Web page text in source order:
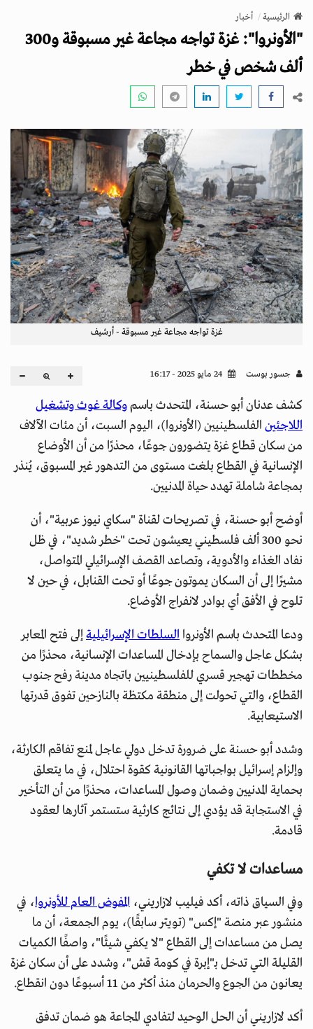
v
i
g
a
n
الرئيسية أخبار
"الأونروا": غزة تواجه مجاعة غير مسبوقة و300
ألف شخص في خطر
غزة تواجه مجاعة غير مسبوقة - أرشيف
جسور بوست
كشف عدنان أبو حسنة، المتحدث باسموكالة غوث وتشغيل
اللاجئين الفلسطينيين (الأونروا)، اليوم السبت، أن مئات الآلاف
من سكان قطاع غزة يتضورون جوعًا، محذرًا من أن الأوضاع
الإنسانية في القطاع بلغت مستوى من التدهور غير المسبوق، يُنذر
بمجاعة شاملة تهدد حياة المدنيين.
أوضح أبو حسنة، في تصريحات لقناة "سكاي نيوز عربية"، أن
نحو 300 ألف فلسطيني يعيشون تحت "خطر شديد"، في ظل
نفاد الغذاء والأدوية، وتصاعد القصف الإسرائيلي المتواصل،
مشيرًا إلى أن السكان يموتون جوعًا أو تحت القنابل، في حين لا
تلوح في الأفق أي بوادر لانفراج الأوضاع.
ودعا المتحدث باسم الأونروا السلطات الإسرائيليةإلى فتح المعابر
بشكل عاجل والسماح بإدخال المساعدات الإنسانية، محذرًا من
مخططات تهجير قسري للفلسطينيين باتجاه مدينة رفح جنوب
القطاع، والتي تحولت إلى منطقة مكتظة بالنازحين تفوق قدرتها
الاستيعابية.
وشدد أبو حسنة على ضرورة تدخل دولي عاجل لمنع تفاقم الكارثة،
وإلزام إسرائيل بواجباتها القانونية كقوة احتلال، في ما يتعلق
بحماية المدنيين وضمان وصول المساعدات، محذرًا من أن التأخير
في الاستجابة قد يؤدي إلى نتائج كارثية ستستمر آثارها لعقود
قادمة.
مساعدات لا تكفي
وفي السياق ذاته، أكد فيليب لازاريني، المفوض العام للأونروا، في
منشور عبر منصة "إكس" (تويتر سابقًا)، يوم الجمعة، أن ما
يصل من مساعدات إلى القطاع "لا يكفي شيئًا"، واصفًا الكميات
القليلة التي تدخل بـ"إبرة في كومة قش"، وشدد على أن سكان غزة
يعانون من الجوع والحرمان منذ أكثر من 11 أسبوعًا دون انقطاع.
أكد لازاريني أن الحل الوحيد لتفادي المجاعة هو ضمان تدفق